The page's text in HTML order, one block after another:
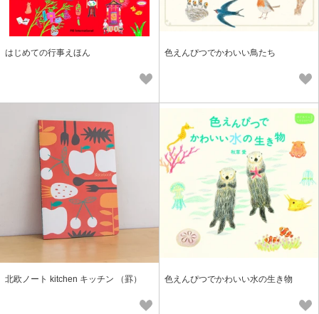
はじめての行事えほん 色えんぴつでかわいい鳥たち
北欧ノート kitchen キッチン （罫） 色えんぴつでかわいい水の生き物